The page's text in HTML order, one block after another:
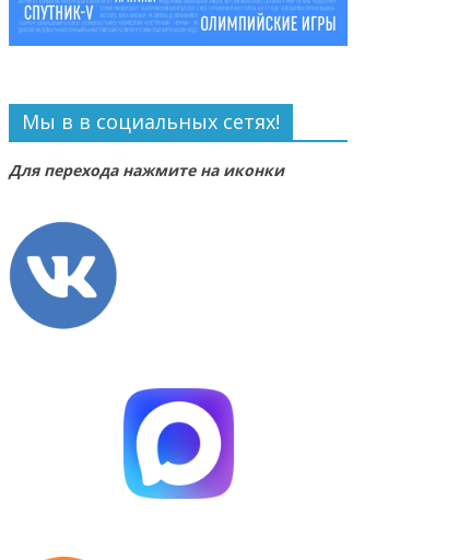
Мы в в социальных сетях!
Для перехода нажмите на иконки